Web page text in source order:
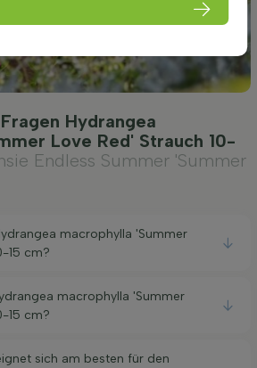
Hydrangea
Love Red' Strauch 10-
Endless Summer 'Summer
macrophylla 'Summer
15 cm?
macrophylla 'Summer
15 cm?
sich am besten für den